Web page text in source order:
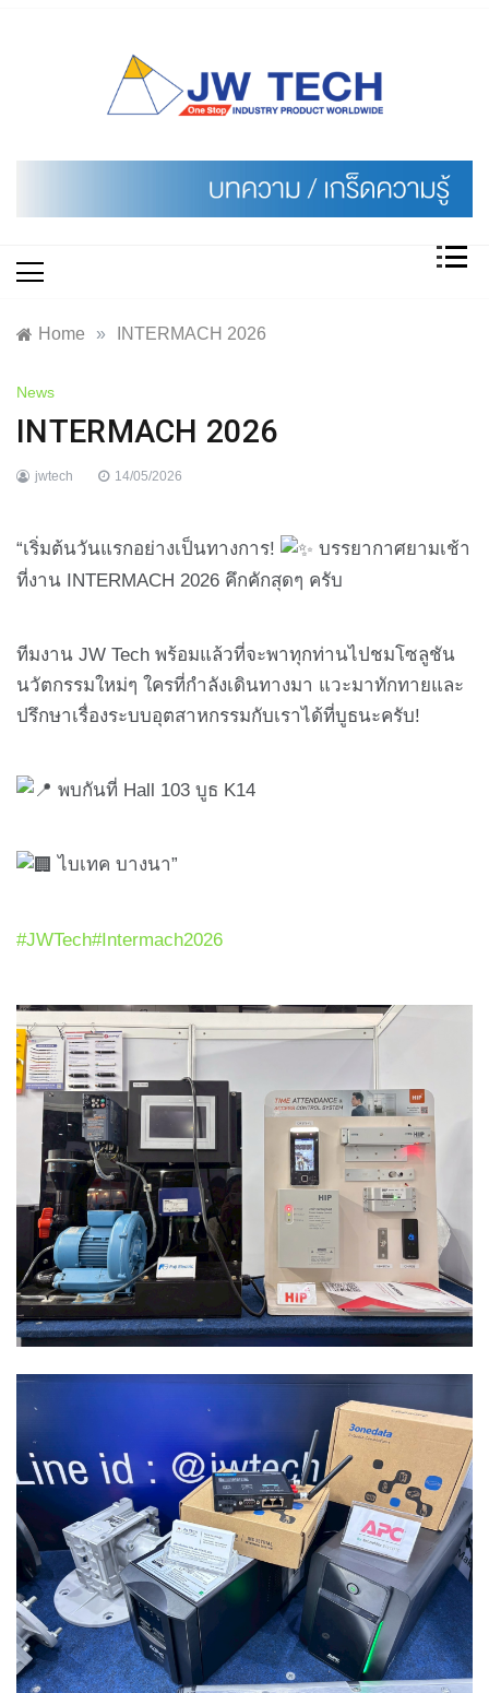
Home » INTERMACH 2026
News
INTERMACH 2026
jwtech 14/05/2026
“เริ่มต้นวันแรกอย่างเป็นทางการ!
บรรยากาศยามเช้า
ที่งาน INTERMACH 2026 คึกคักสุดๆ ครับ
ทีมงาน JW Tech พร้อมแล้วที่จะพาทุกท่านไปชมโซลูชัน
นวัตกรรมใหม่ๆ ใครที่กำลังเดินทางมา แวะมาทักทายและ
ปรึกษาเรื่องระบบอุตสาหกรรมกับเราได้ที่บูธนะครับ!
พบกันที่ Hall 103 บูธ K14
ไบเทค บางนา”
#JWTech#Intermach2026